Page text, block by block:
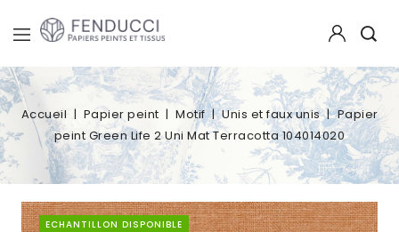
Accueil Papier peint Motif Unis et faux unis
Papier
peint Green Life 2 Uni Mat Terracotta 104014020
ECHANTILLON DISPONIBLE